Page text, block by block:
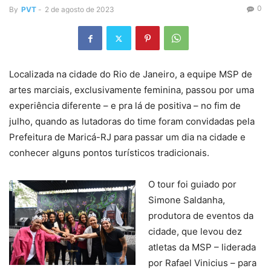
By PVT - 2 de agosto de 2023 0
Localizada na cidade do Rio de Janeiro, a equipe MSP de
artes marciais, exclusivamente feminina, passou por uma
experiência diferente – e pra lá de positiva – no fim de
julho, quando as lutadoras do time foram convidadas pela
Prefeitura de Maricá-RJ para passar um dia na cidade e
conhecer alguns pontos turísticos tradicionais.
O tour foi guiado por
Simone Saldanha,
produtora de eventos da
cidade, que levou dez
atletas da MSP – liderada
por Rafael Vinicius – para